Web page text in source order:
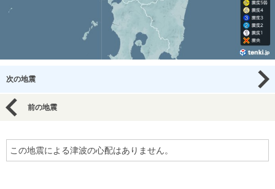
次の地震
前の地震
この地震による津波の心配はありません。